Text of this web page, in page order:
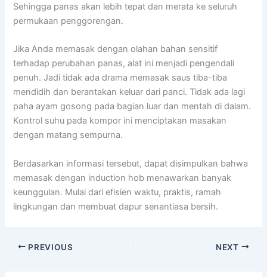
Sehingga panas akan lebih tepat dan merata ke seluruh
permukaan penggorengan.
Jika Anda memasak dengan olahan bahan sensitif
terhadap perubahan panas, alat ini menjadi pengendali
penuh. Jadi tidak ada drama memasak saus tiba-tiba
mendidih dan berantakan keluar dari panci. Tidak ada lagi
paha ayam gosong pada bagian luar dan mentah di dalam.
Kontrol suhu pada kompor ini menciptakan masakan
dengan matang sempurna.
Berdasarkan informasi tersebut, dapat disimpulkan bahwa
memasak dengan induction hob menawarkan banyak
keunggulan. Mulai dari efisien waktu, praktis, ramah
lingkungan dan membuat dapur senantiasa bersih.
PREVIOUS NEXT